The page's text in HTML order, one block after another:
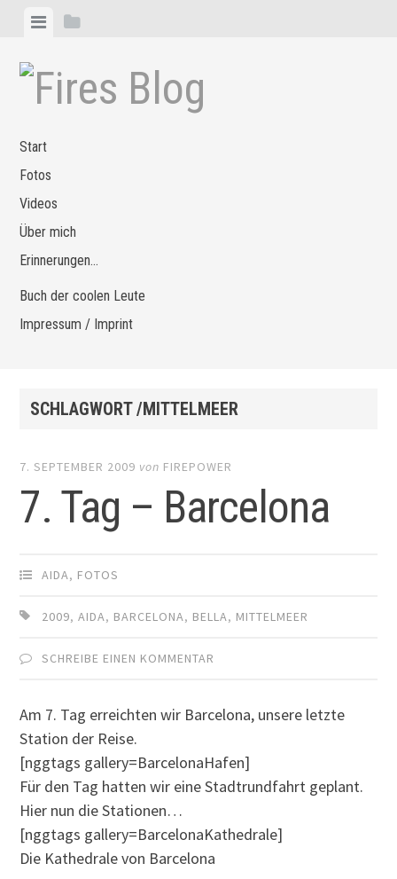
Zum
springen
MenüSeitenleiste
Start
Fotos
Videos
Über mich
Erinnerungen…
Buch der coolen Leute
Impressum / Imprint
SCHLAGWORT /MITTELMEER
7. SEPTEMBER 2009 von FIREPOWER
7. Tag – Barcelona
AIDA, FOTOS
2009,AIDA, BARCELONA, BELLA, MITTELMEER
SCHREIBE EINEN KOMMENTAR
Am 7. Tag erreichten wir Barcelona, unsere letzte
Station der Reise.
[nggtags gallery=BarcelonaHafen]
Für den Tag hatten wir eine Stadtrundfahrt geplant.
Hier nun die Stationen…
[nggtags gallery=BarcelonaKathedrale]
Die Kathedrale von Barcelona